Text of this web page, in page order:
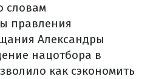
словам
правления
Александры
нацотбора в
как сэкономить